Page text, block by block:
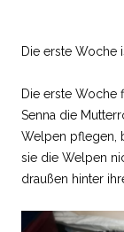
Die erste Woche
Die erste Woche
Senna die
Welpen pflegen,
sie die Welpen
draußen hinter